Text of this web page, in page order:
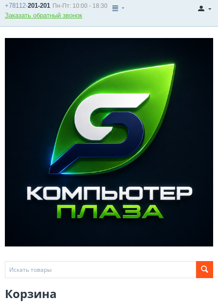
+78112-201-201 Пн-Пт: 10:00 - 18:30
Заказать обратный звонок
Корзина